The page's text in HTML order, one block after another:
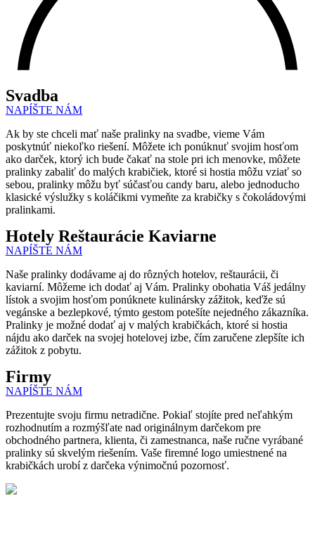
Svadba
NAPÍŠTE NÁM
Ak by ste chceli mať naše pralinky na svadbe, vieme Vám
poskytnúť niekoľko riešení. Môžete ich ponúknuť svojim hosťom
ako darček, ktorý ich bude čakať na stole pri ich menovke, môžete
pralinky zabaliť do malých krabičiek, ktoré si hostia môžu vziať so
sebou, pralinky môžu byť súčasťou candy baru, alebo jednoducho
klasické výslužky s koláčikmi vymeňte za krabičky s čokoládovými
pralinkami.
Hotely Reštaurácie Kaviarne
NAPÍŠTE NÁM
Naše pralinky dodávame aj do rôzných hotelov, reštaurácii, či
kaviarní. Môžeme ich dodať aj Vám. Pralinky obohatia Váš jedálny
lístok a svojim hosťom ponúknete kulinársky zážitok, keďže sú
vegánske a bezlepkové, týmto gestom potešíte nejedného zákazníka.
Pralinky je možné dodať aj v malých krabičkách, ktoré si hostia
nájdu ako darček na svojej hotelovej izbe, čím zaručene zlepšíte ich
zážitok z pobytu.
Firmy
NAPÍŠTE NÁM
Prezentujte svoju firmu netradične. Pokiaľ stojíte pred neľahkým
rozhodnutím a rozmýšľate nad originálnym darčekom pre
obchodného partnera, klienta, či zamestnanca, naše ručne vyrábané
pralinky sú skvelým riešením. Vaše firemné logo umiestnené na
krabičkách urobí z darčeka výnimočnú pozornosť.